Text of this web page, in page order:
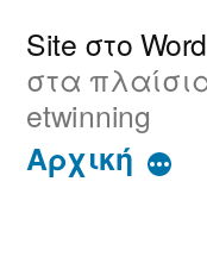
στο
περιεχόμενο
Site στο
στα
etwinning
Αρχική